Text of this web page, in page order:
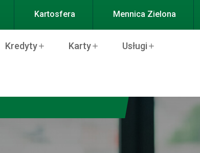
Kartosfera Mennica Zielona
Kredyty Karty Usługi